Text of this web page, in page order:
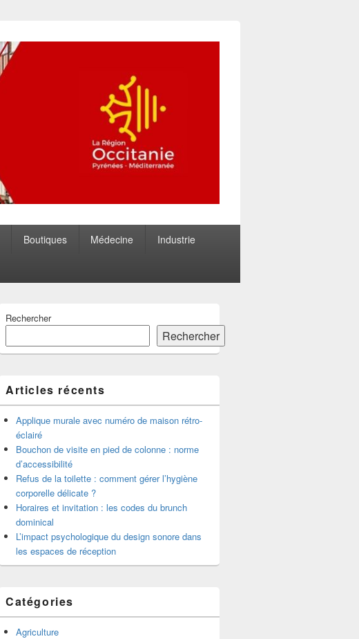
Boutiques Médecine Industrie
principale
widget
pour
barre
latérale
Rechercher
Rechercher
Articles récents
Applique murale avec numéro de maison rétro-
éclairé
Bouchon de visite en pied de colonne : norme
d’accessibilité
Refus de la toilette : comment gérer l’hygiène
corporelle délicate ?
Horaires et invitation : les codes du brunch
dominical
L’impact psychologique du design sonore dans
les espaces de réception
Catégories
Agriculture